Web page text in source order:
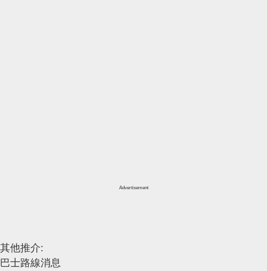
Advertisement
其他推介:
巴士路線消息